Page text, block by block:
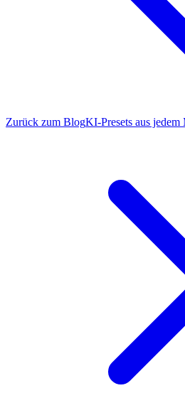
Zurück zum BlogKI-Presets aus jedem